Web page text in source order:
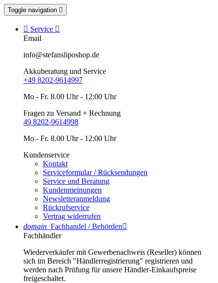
Toggle navigation 
 Service 
Email
info@stefansliposhop.de
Akkuberatung und Service
+49 8202-9614997
Mo - Fr. 8.00 Uhr - 12:00 Uhr
Fragen zu Versand + Rechnung
49 8202-9614998
Mo - Fr. 8.00 Uhr - 12:00 Uhr
Kundenservice
Kontakt
Serviceformular / Rücksendungen
Service und Beratung
Kundenmeinungen
Newsletteranmeldung
Rückrufservice
Vertrag widerrufen
domain Fachhandel / Behörden
Fachhändler
Wiederverkäufer mit Gewerbenachweis (Reseller) können
sich im Bereich "Händlerregistrierung" registrieren und
werden nach Prüfung für unsere Händler-Einkaufspreise
freigeschaltet.